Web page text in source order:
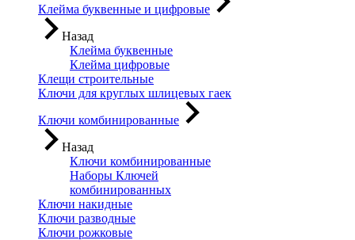
Клейма буквенные и цифровые
Назад
Клейма буквенные
Клейма цифровые
Клещи строительные
Ключи для круглых шлицевых гаек
Ключи комбинированные
Назад
Ключи комбинированные
Наборы Ключей
комбинированных
Ключи накидные
Ключи разводные
Ключи рожковые